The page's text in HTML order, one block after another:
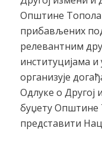
Општине Топола
прибављених
релевантним
институцијама
организује
Одлуке о Другој
буџету Општине
представити